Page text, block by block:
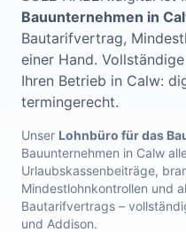
Bauunternehmen in
Bautarifvertrag,
einer Hand.
Ihren Betrieb in Calw:
termingerecht.
Unser Lohnbüro für das
Bauunternehmen in Calw
Urlaubskassenbeiträge,
Mindestlohnkontrollen und
Bautarifvertrags –
und Addison.
Lohnabrechnung Waiblingen
Lohnabrechnung
Lohnabrechnung Stuttgart
Lohnabrechnung Heilbronn
Lohnabrechnung Karlsruhe
Lohnabrechnung Freiburg
Lohnabrechnung Mannheim
Lohnabrechnung
Lohnabrechnung Ulm
Lohnabrechnung Reutlingen
Lohnabrechnung Tübingen